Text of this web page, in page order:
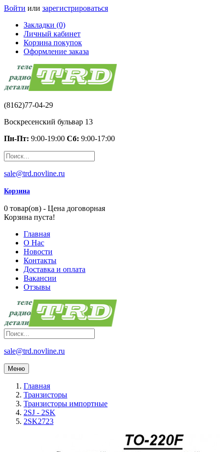
Войти или зарегистрироваться
Закладки (0)
Личный кабинет
Корзина покупок
Оформление заказа
(8162)77-04-29
Воскресенский бульвар 13
Пн-Пт: 9:00-19:00 Сб: 9:00-17:00
sale@trd.novline.ru
Корзина
0 товар(ов) - Цена договорная
Корзина пуста!
Главная
О Нас
Новости
Контакты
Доставка и оплата
Вакансии
Отзывы
sale@trd.novline.ru
Меню
Главная
Транзисторы
Транзисторы импортные
2SJ - 2SK
2SK2723